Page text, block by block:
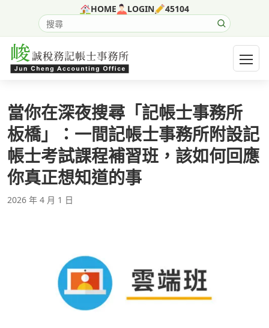
HOME LOGIN 45104
搜尋網站內容
開啟
當你在深夜搜尋「記帳士事務所
板橋」：一間記帳士事務所附設記
帳士考試課程補習班，該如何回應
你真正想知道的事
2026 年 4 月 1 日